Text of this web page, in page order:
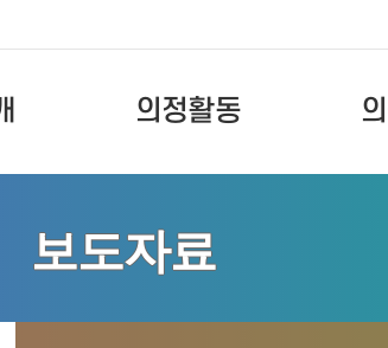
의정활동
보도자료